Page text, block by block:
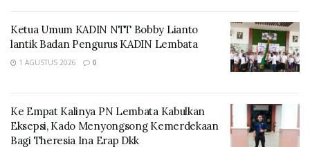
Kepala Bagian Penanganan Pelanggaran dan
Penyelesaian Sengketa Provinsi Nusa Tenggara Timur
Usman Husen dalam kesempatan tersebut
menyampaikan bahwa kunjungan ke Gakkumdu
sekaligus melakukan supervisi dan monitoring
tahapan kampanye.
Ketua Umum KADIN NTT Bobby Lianto
lantik Badan Pengurus KADIN Lembata
1 AGUSTUS 2026 0
Ke Empat Kalinya PN Lembata Kabulkan
Eksepsi, Kado Menyongsong Kemerdekaan
Bagi Theresia Ina Erap Dkk